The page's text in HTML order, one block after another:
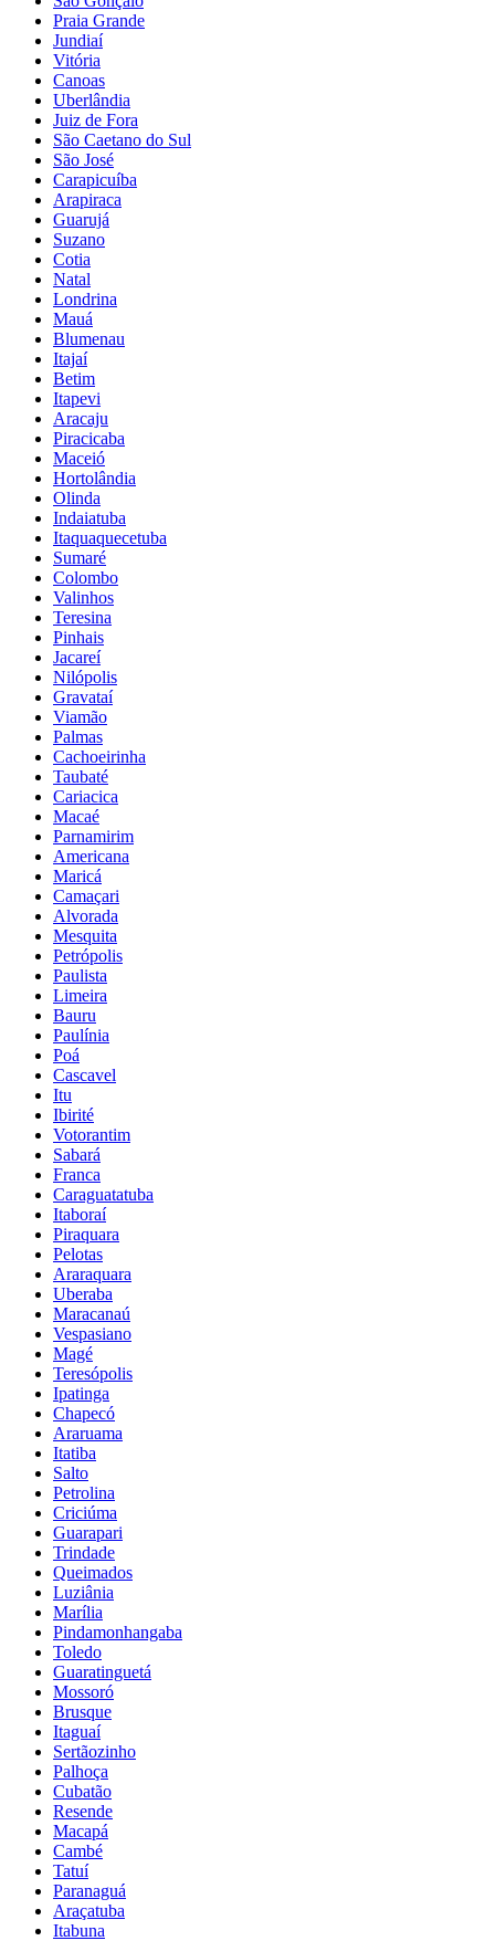
Praia Grande
Jundiaí
Vitória
Canoas
Uberlândia
Juiz de Fora
São Caetano do Sul
São José
Carapicuíba
Arapiraca
Guarujá
Suzano
Cotia
Natal
Londrina
Mauá
Blumenau
Itajaí
Betim
Itapevi
Aracaju
Piracicaba
Maceió
Hortolândia
Olinda
Indaiatuba
Itaquaquecetuba
Sumaré
Colombo
Valinhos
Teresina
Pinhais
Jacareí
Nilópolis
Gravataí
Viamão
Palmas
Cachoeirinha
Taubaté
Cariacica
Macaé
Parnamirim
Americana
Maricá
Camaçari
Alvorada
Mesquita
Petrópolis
Paulista
Limeira
Bauru
Paulínia
Poá
Cascavel
Itu
Ibirité
Votorantim
Sabará
Franca
Caraguatatuba
Itaboraí
Piraquara
Pelotas
Araraquara
Uberaba
Maracanaú
Vespasiano
Magé
Teresópolis
Ipatinga
Chapecó
Araruama
Itatiba
Salto
Petrolina
Criciúma
Guarapari
Trindade
Queimados
Luziânia
Marília
Pindamonhangaba
Toledo
Guaratinguetá
Mossoró
Brusque
Itaguaí
Sertãozinho
Palhoça
Cubatão
Resende
Macapá
Cambé
Tatuí
Paranaguá
Araçatuba
Itabuna